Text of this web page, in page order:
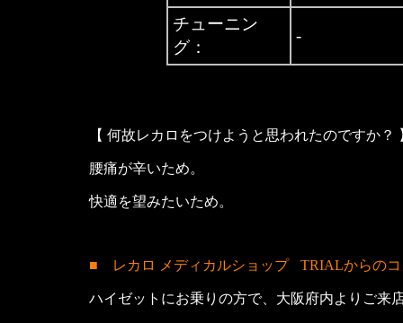
チューニン
グ：
-
【 何故レカロをつけようと思われたのですか？
腰痛が辛いため。
快適を望みたいため。
■ レカロ メディカルショップ TRIALからの
ハイゼットにお乗りの方で、大阪府内よりご来